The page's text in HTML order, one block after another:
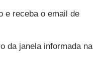
e receba o email de
da janela informada na